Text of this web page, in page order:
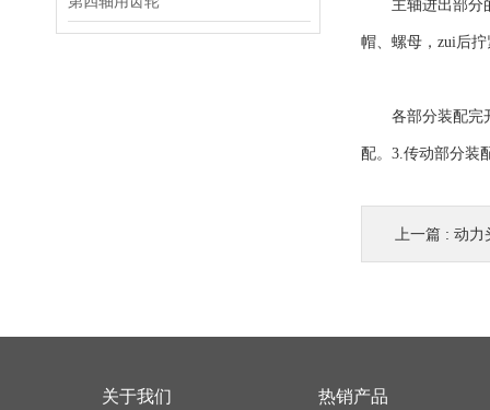
主轴进出部分的
帽、螺母，zui后拧
各部分装配完开
配。3.传动部分装
上一篇 : 动力
关于我们 热销产品